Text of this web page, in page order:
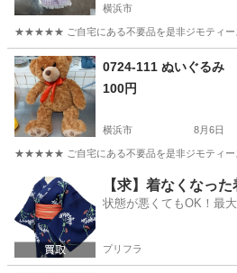
横浜市
★★★★★ ご自宅にある不要品を是非ジモティース
神奈川 横浜市 クロミ
0724-111 ぬいぐるみ
100円
横浜市 8月6日
★★★★★ ご自宅にある不要品を是非ジモティース
神奈川 おもちゃ 現地
【求】着なくなっ
状態が悪くてもOK！最
プリフラ